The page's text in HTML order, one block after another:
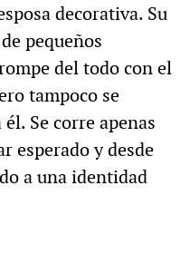
decorativa. Su
pequeños
del todo con el
tampoco se
Se corre apenas
esperado y desde
a una identidad